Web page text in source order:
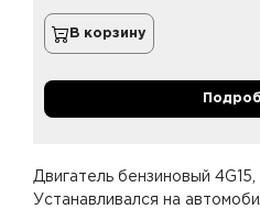
В корзину
Двигатель бензиновый 4G15,
Устанавливался на